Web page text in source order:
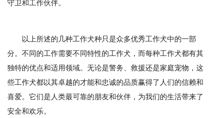
守卫和工作伙伴。
以上所述的几种工作犬种只是众多优秀工作犬中的一部
分。不同的工作需要不同特性的工作犬，而每种工作犬都有其
独特的优点和适用领域。无论是警务、救援还是家庭宠物，这
些工作犬都以其卓越的才能和忠诚的品质赢得了人们的信赖和
喜爱。它们是人类最可靠的朋友和伙伴，为我们的生活带来了
安全和欢乐。